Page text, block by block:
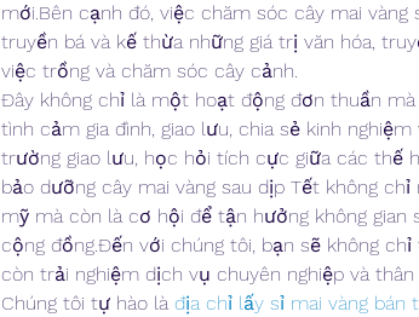
mới.Bên cạnh đó, việc chăm sóc cây mai
truyền bá và kế thừa những giá trị văn hóa,
việc trồng và chăm sóc cây cảnh.
Đây không chỉ là một hoạt động đơn thuần
tình cảm gia đình, giao lưu, chia sẻ kinh
trường giao lưu, học hỏi tích cực giữa các thế
bảo dưỡng cây mai vàng sau dịp Tết không
mỹ mà còn là cơ hội để tận hưởng không gian
cộng đồng.Đến với chúng tôi, bạn sẽ không
còn trải nghiệm dịch vụ chuyên nghiệp và thân
Chúng tôi tự hào là địa chỉ lấy sỉ mai vàng bán